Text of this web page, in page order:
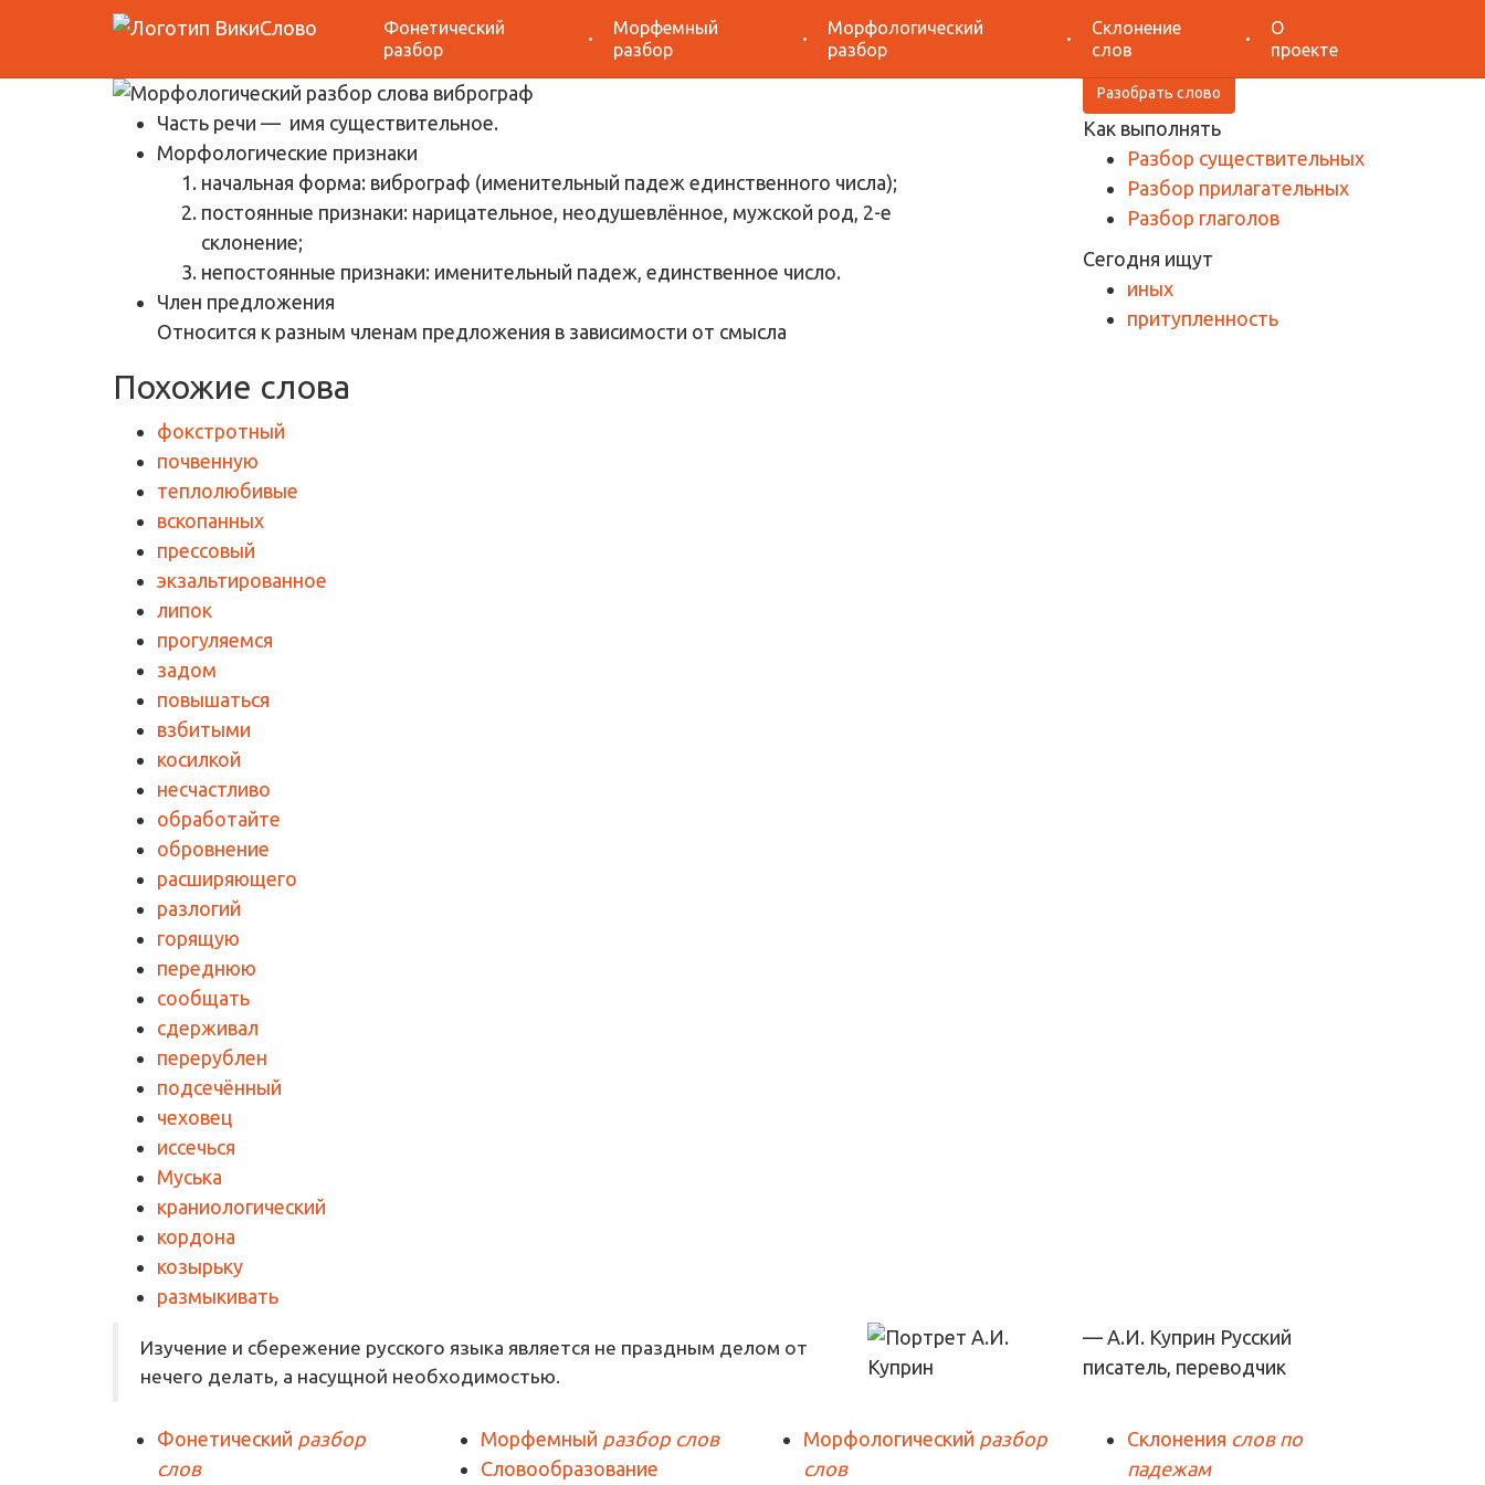
Фонетический
разбор
Морфемный
разбор
Морфологический
разбор
Склонение
слов
О
проекте
Морфологический разбор «виброграф»
Часть речи — имя существительное.
Морфологические признаки
начальная форма: виброграф (именительный падеж единственного числа);
постоянные признаки: нарицательное, неодушевлённое, мужской род, 2-е
склонение;
непостоянные признаки: именительный падеж, единственное число.
Член предложения
Относится к разным членам предложения в зависимости от смысла
Похожие слова
фокстротный
почвенную
теплолюбивые
вскопанных
прессовый
экзальтированное
липок
прогуляемся
задом
повышаться
взбитыми
косилкой
несчастливо
обработайте
обровнение
расширяющего
разлогий
горящую
переднюю
сообщать
сдерживал
перерублен
подсечённый
чеховец
иссечься
Муська
краниологический
кордона
козырьку
размыкивать
Разобрать слово
Как выполнять
Разбор существительных
Разбор прилагательных
Разбор глаголов
Сегодня ищут
иных
притупленность
Изучение и сбережение русского языка является не праздным делом от
нечего делать, а насущной необходимостью.
— А.И. Куприн Русский
писатель, переводчик
Фонетический разбор
слов
Морфемный разбор слов
Словообразование
Морфологический разбор
слов
Склонения слов по
падежам